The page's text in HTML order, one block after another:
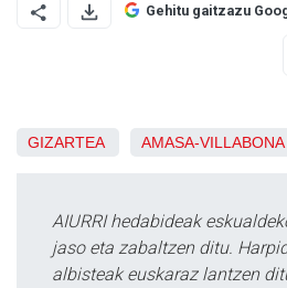
Gehitu gaitzazu
GIZARTEA AMASA-VILLABONA
AIURRI hedabideak
jaso eta zabaltzen ditu.
albisteak euskaraz lantzen